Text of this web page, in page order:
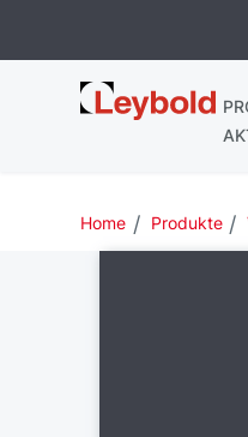
Leybold
Deutschland
Home Produkte